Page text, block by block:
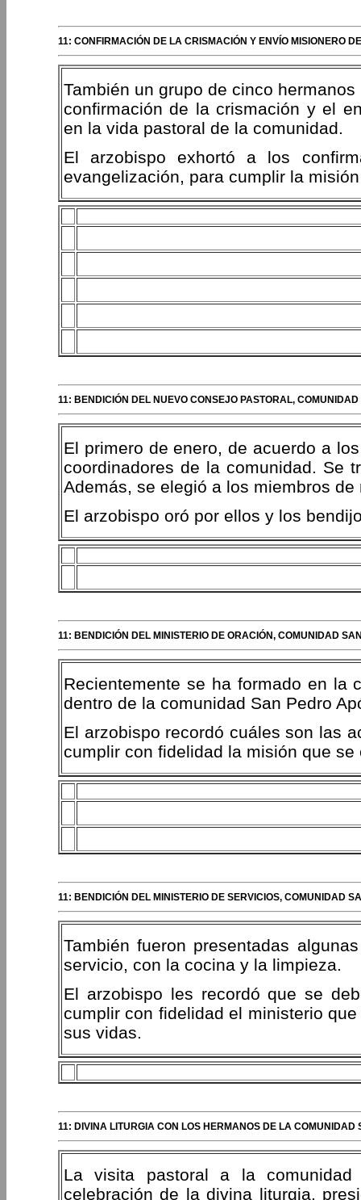
11: CONFIRMACIÓN DE LA CRISMACIÓN Y ENVÍO MISIONERO
También un grupo de cinco
confirmación de la crismación y el
en la vida pastoral de la comunidad.
El arzobispo exhortó a los
evangelización, para cumplir la
11: BENDICIÓN DEL NUEVO CONSEJO PASTORAL,
El primero de enero, de acuerdo a
coordinadores de la comunidad. Se
Además, se elegió a los miembros
El arzobispo oró por ellos y los
11: BENDICIÓN DEL MINISTERIO DE ORACIÓN, COMUNIDAD
Recientemente se ha formado en la
dentro de la comunidad San Pedro
El arzobispo recordó cuáles son las
cumplir con fidelidad la misión que se
11: BENDICIÓN DEL MINISTERIO DE SERVICIOS, COMUNIDAD
También fueron presentadas
servicio, con la cocina y la limpieza.
El arzobispo les recordó que se
cumplir con fidelidad el ministerio
sus vidas.
11: DIVINA LITURGIA CON LOS HERMANOS DE LA COMUNIDAD
La visita pastoral a la
celebración de la divina liturgia,